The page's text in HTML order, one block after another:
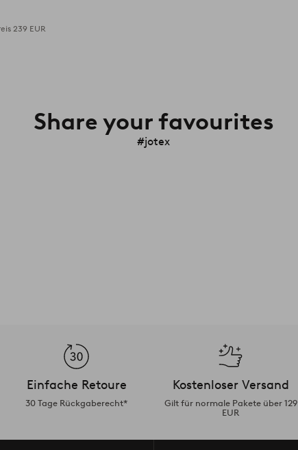
239 EUR
Share your favourites
#jotex
Einfache Retoure
30 Tage Rückgaberecht*
Kostenloser Versand
Gilt für normale Pakete über 129
EUR